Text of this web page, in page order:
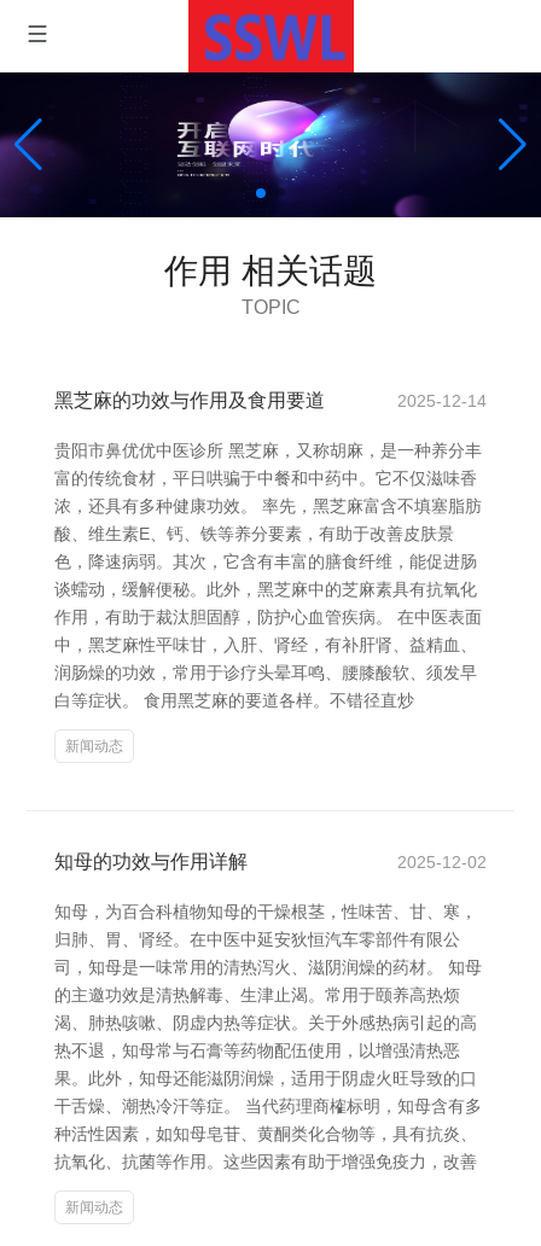
作用 相关话题
TOPIC
黑芝麻的功效与作用及食用要道 2025-12-14
贵阳市鼻优优中医诊所 黑芝麻，又称胡麻，是一种养分丰
富的传统食材，平日哄骗于中餐和中药中。它不仅滋味香
浓，还具有多种健康功效。 率先，黑芝麻富含不填塞脂肪
酸、维生素E、钙、铁等养分要素，有助于改善皮肤景
色，降速病弱。其次，它含有丰富的膳食纤维，能促进肠
谈蠕动，缓解便秘。此外，黑芝麻中的芝麻素具有抗氧化
作用，有助于裁汰胆固醇，防护心血管疾病。 在中医表面
中，黑芝麻性平味甘，入肝、肾经，有补肝肾、益精血、
润肠燥的功效，常用于诊疗头晕耳鸣、腰膝酸软、须发早
白等症状。 食用黑芝麻的要道各样。不错径直炒
新闻动态
知母的功效与作用详解 2025-12-02
知母，为百合科植物知母的干燥根茎，性味苦、甘、寒，
归肺、胃、肾经。在中医中延安狄恒汽车零部件有限公
司，知母是一味常用的清热泻火、滋阴润燥的药材。 知母
的主邀功效是清热解毒、生津止渴。常用于颐养高热烦
渴、肺热咳嗽、阴虚内热等症状。关于外感热病引起的高
热不退，知母常与石膏等药物配伍使用，以增强清热恶
果。此外，知母还能滋阴润燥，适用于阴虚火旺导致的口
干舌燥、潮热冷汗等症。 当代药理商榷标明，知母含有多
种活性因素，如知母皂苷、黄酮类化合物等，具有抗炎、
抗氧化、抗菌等作用。这些因素有助于增强免疫力，改善
新闻动态